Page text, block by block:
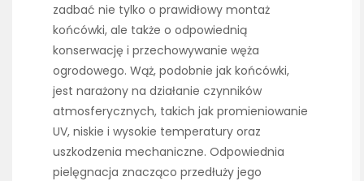
zadbać nie tylko o prawidłowy montaż
końcówki, ale także o odpowiednią
konserwację i przechowywanie węża
ogrodowego. Wąż, podobnie jak końcówki,
jest narażony na działanie czynników
atmosferycznych, takich jak promieniowanie
UV, niskie i wysokie temperatury oraz
uszkodzenia mechaniczne. Odpowiednia
pielęgnacja znacząco przedłuży jego